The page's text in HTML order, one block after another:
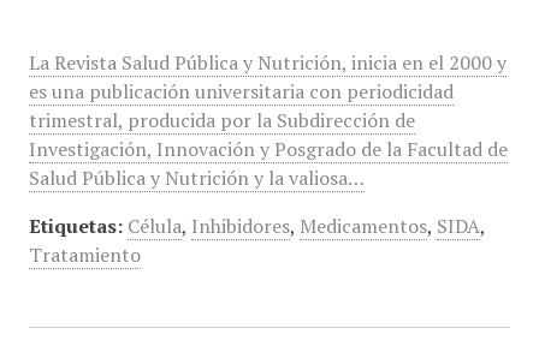
La Revista Salud Pública y Nutrición, inicia en el 2000 y
es una publicación universitaria con periodicidad
trimestral, producida por la Subdirección de
Investigación, Innovación y Posgrado de la Facultad de
Salud Pública y Nutrición y la valiosa…
Etiquetas: Célula, Inhibidores, Medicamentos, SIDA,
Tratamiento